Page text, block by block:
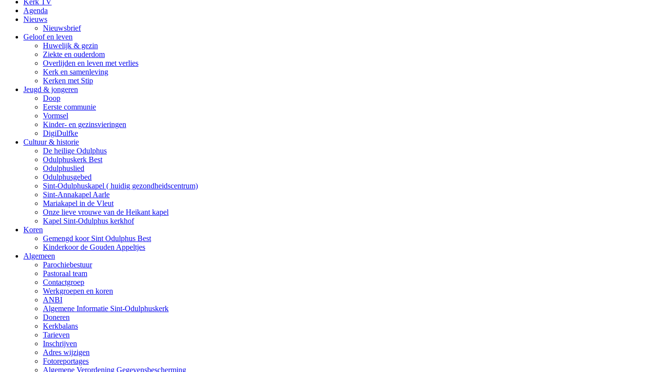
Kerk TV
Agenda
Nieuws
Nieuwsbrief
Geloof en leven
Huwelijk & gezin
Ziekte en ouderdom
Overlijden en leven met verlies
Kerk en samenleving
Kerken met Stip
Jeugd & jongeren
Doop
Eerste communie
Vormsel
Kinder- en gezinsvieringen
DigiDulfke
Cultuur & historie
De heilige Odulphus
Odulphuskerk Best
Odulphuslied
Odulphusgebed
Sint-Odulphuskapel ( huidig gezondheidscentrum)
Sint-Annakapel Aarle
Mariakapel in de Vleut
Onze lieve vrouwe van de Heikant kapel
Kapel Sint-Odulphus kerkhof
Koren
Gemengd koor Sint Odulphus Best
Kinderkoor de Gouden Appeltjes
Algemeen
Parochiebestuur
Pastoraal team
Contactgroep
Werkgroepen en koren
ANBI
Algemene Informatie Sint-Odulphuskerk
Doneren
Kerkbalans
Tarieven
Inschrijven
Adres wijzigen
Fotoreportages
Algemene Verordening Gegevensbescherming